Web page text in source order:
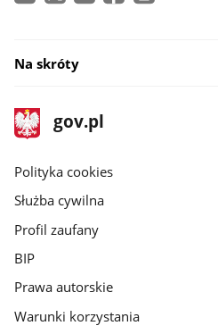
Na skróty
stopka
gov.pl
Strona
gov.pl
gov.pl
Polityka cookies
Służba cywilna
Profil zaufany
BIP
Prawa autorskie
Warunki korzystania